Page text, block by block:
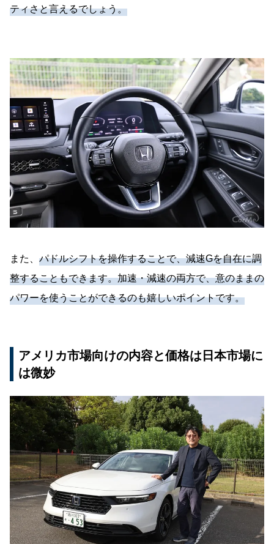
ティさと言えるでしょう。
また、 パドルシフトを操作することで、減速Gを自在に調
整することもできます。加速・減速の両方で、意のままの
パワーを使うことができるのも嬉しいポイントです。
アメリカ市場向けの内容と価格は日本市場に
は微妙